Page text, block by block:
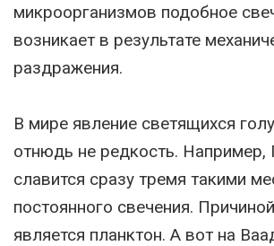
микроорганизмов подобное
возникает в результате
раздражения.
В мире явление светящихся
отнюдь не редкость. Например,
славится сразу тремя такими
постоянного свечения.
является планктон. А вот на